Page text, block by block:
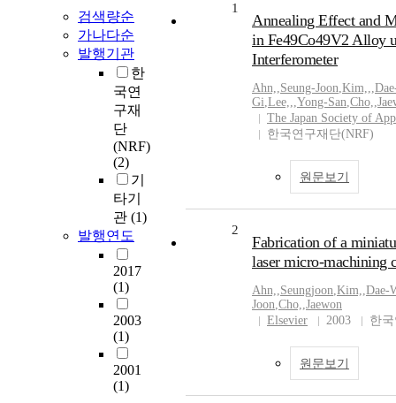
검색량순
가나다순
발행기관
한
국연
구재
단
(NRF)
(2)
기
타기
관 (1)
발행연도
2017
(1)
2003
(1)
2001
(1)
1
Annealing Effect and
in Fe49Co49V2 Alloy
Interferometer
Ahn,,Seung-Joon,Kim,,,
Gi,Lee,,,Yong-San,Cho,,
The Japan Society of
한국연구재단(NRF)
원문보기
2
Fabrication of a
laser micro-machining
Ahn,,Seungjoon,Kim,,Dae-
Joon,Cho,,Jaewon
Elsevier
2003 한
원문보기